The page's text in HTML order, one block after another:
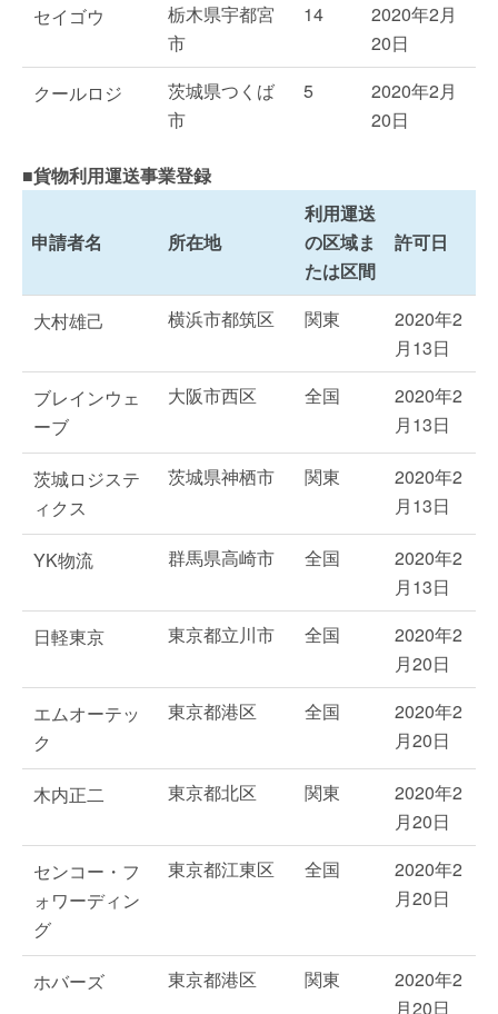
セイゴウ
栃木県宇都宮
市
14
2020年2月
20日
クールロジ
茨城県つくば
市
5
2020年2月
20日
■貨物利用運送事業登録
申請者名 所在地
利用運送
の区域ま
たは区間
許可日
大村雄己 横浜市都筑区 関東
2020年2
月13日
ブレインウェ
ーブ
大阪市西区 全国
2020年2
月13日
茨城ロジステ
ィクス
茨城県神栖市 関東
2020年2
月13日
YK物流 群馬県高崎市 全国
2020年2
月13日
日軽東京
東京都立川市 全国
2020年2
月20日
エムオーテッ
ク
東京都港区 全国
2020年2
月20日
木内正二 東京都北区 関東
2020年2
月20日
センコー・フ
ォワーディン
グ
東京都江東区 全国
2020年2
月20日
ホバーズ 東京都港区 関東
2020年2
月20日